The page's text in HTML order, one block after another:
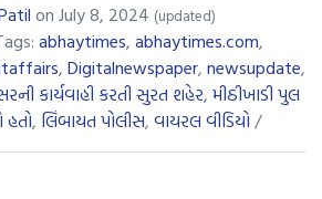
on July 8, 2024 (updated)
abhaytimes, abhaytimes.com,
, Digitalnewspaper, newsupdate,
કાર્યવાહી કરતી સુરત શહેર, મીઠીખાડી પુલ
હતો, લિંબાયત પોલીસ, વાયરલ વીડિયો /